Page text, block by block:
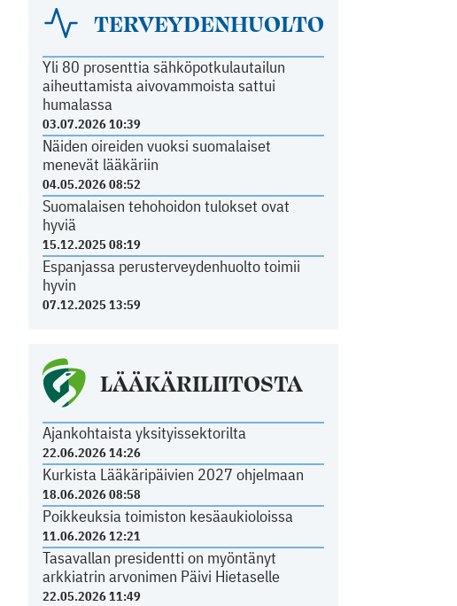
TERVEYDENHUOLTO
Yli 80 prosenttia sähköpotkulautailun
aiheuttamista aivovammoista sattui
humalassa
03.07.2026 10:39
Näiden oireiden vuoksi suomalaiset
menevät lääkäriin
04.05.2026 08:52
Suomalaisen tehohoidon tulokset ovat
hyviä
15.12.2025 08:19
Espanjassa perusterveydenhuolto toimii
hyvin
07.12.2025 13:59
LÄÄKÄRILIITOSTA
Ajankohtaista yksityissektorilta
22.06.2026 14:26
Kurkista Lääkäripäivien 2027 ohjelmaan
18.06.2026 08:58
Poikkeuksia toimiston kesäaukioloissa
11.06.2026 12:21
Tasavallan presidentti on myöntänyt
arkkiatrin arvonimen Päivi Hietaselle
22.05.2026 11:49